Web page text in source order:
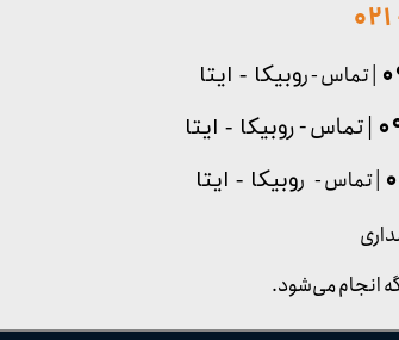
| تماس - روبیکا - ایتا
| تماس - روبیکا - ایتا
| تماس - روبیکا - ایتا
انجام می‌شود.